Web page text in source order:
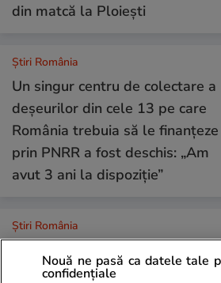
din matcă la Ploiești
Știri România
Un singur centru de colectare a
deșeurilor din cele 13 pe care
România trebuia să le finanțeze
prin PNRR a fost deschis: „Am
avut 3 ani la dispoziție”
Știri România
rotile pe o stradă din București,
Nouă ne pasă ca datele tale
confidențiale